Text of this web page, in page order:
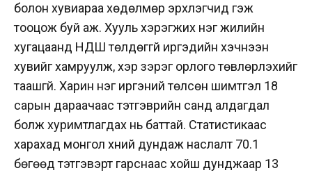
болон хувиараа хөдөлмөр эрхлэгчид гэж
тооцож буй аж. Хууль хэрэгжих нэг жилийн
хугацаанд НДШ төлдөггүй иргэдийн хэчнээн
хувийг хамруулж, хэр зэрэг орлого төвлөрүүлэхийг
таашгүй. Харин нэг иргэний төлсөн шимтгэл 18
сарын дараачаас тэтгэврийн санд алдагдал
болж хуримтлагдах нь баттай. Статистикаас
харахад монгол хүний дундаж наслалт 70.1
бөгөөд тэтгэвэрт гарснаас хойш дунджаар 13